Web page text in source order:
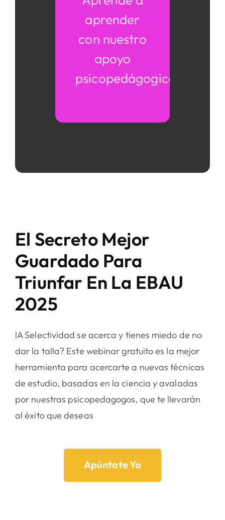
aprender
con nuestro
apoyo
psicopedágogico
El Secreto Mejor
Guardado Para
Triunfar En La EBAU
2025
lA Selectividad se acerca y tienes miedo de no
dar la talla? Este webinar gratuito es la mejor
herramienta para acercarte a nuevas técnicas
de estudio, basadas en la ciencia y avaladas
por nuestras psicopedagogos, que te llevarán
al éxito que deseas
Apúntate Ya